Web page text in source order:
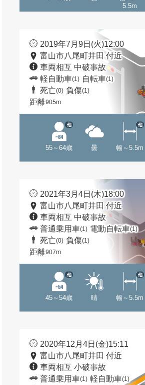
5.5m
2019年7月9日(火)12:00
富山市八尾町井田 付近
車両相互 中破事故
軽自動車(1) 自転車(1)
死亡(0) 負傷(1)
距離905m
55～64歳
他
曇 幅～5.5m
他
2021年3月4日(木)18:00
富山市八尾町井田 付近
車両相互 中破事故
普通乗用車(1) 電動自転車(1)
死亡(0) 負傷(1)
距離907m
45～54歳
他
晴 幅～5.5m
他
2020年12月4日(金)15:11
富山市八尾町井田 付近
車両相互 小破事故
普通乗用車(1) 軽自動車(1)